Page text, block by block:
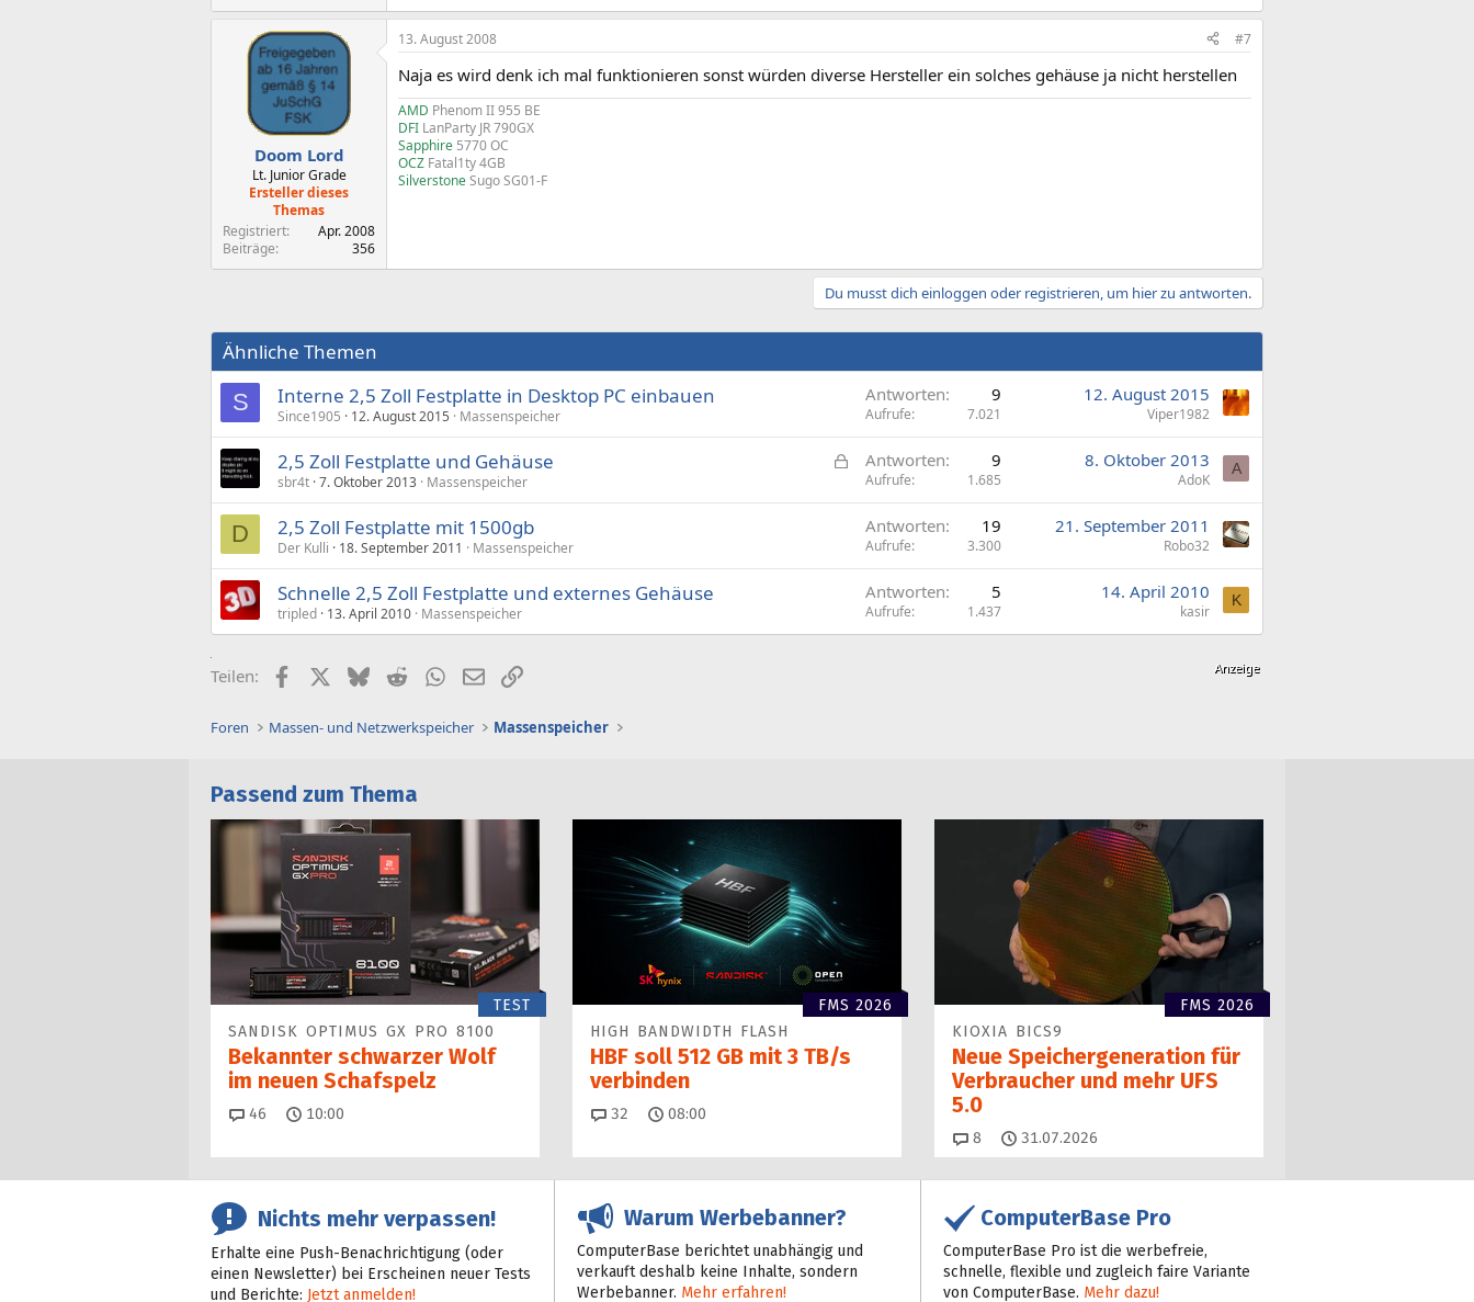
Doom Lord
Lt. Junior Grade
Ersteller dieses
Themas
Registriert
Apr. 2008
Beiträge
356
13. August 2008 #7
Naja es wird denk ich mal funktionieren sonst würden diverse Hersteller ein solches gehäuse ja nicht herstellen
AMD Phenom II 955 BE
DFI LanParty JR 790GX
Sapphire 5770 OC
OCZ Fatal1ty 4GB
SilverstoneSugo SG01-F
Du musst dich einloggen oder registrieren, um hier zu antworten.
Ähnliche Themen
S Interne 2,5 Zoll Festplatte in Desktop PC einbauen
Since1905 12. August 2015 Massenspeicher
Antworten 9
Aufrufe 7.021
12. August 2015
Viper1982
G
s
r
2,5 Zoll Festplatte und Gehäuse
sbr4t 7. Oktober 2013 Massenspeicher
Antworten 9
Aufrufe 1.685
8. Oktober 2013
AdoK
A
D 2,5 Zoll Festplatte mit 1500gb
Der Kulli 18. September 2011 Massenspeicher
Antworten 19
Aufrufe 3.300
21. September 2011
Robo32
Schnelle 2,5 Zoll Festplatte und externes Gehäuse
tripled 13. April 2010 Massenspeicher
Antworten 5
Aufrufe 1.437
14. April 2010
kasir
K
Teilen: FacebookX (Twitter)
BlueskyRedditWhatsApp
E-MailLink
Foren Massen- und Netzwerkspeicher Massenspeicher
Passend zum Thema
TEST
SANDISK OPTIMUS GX PRO 8100
Bekannter schwarzer Wolf
im neuen Schafspelz
46 Kommentare
10:00
FMS 2026
HIGH BANDWIDTH FLASH
HBF soll 512 GB mit 3 TB/s
verbinden
32 Kommentare
08:00
FMS 2026
KIOXIA BICS9
Neue Speichergen­eration für
Verbraucher und mehr UFS
5.0
8 Kommentare
31.07.2026
Nichts mehr verpassen!
Erhalte eine Push-Benachrichtigung (oder
einen Newsletter) bei Erscheinen neuer Tests
und Berichte: Jetzt anmelden!
Warum Werbebanner?
ComputerBase berichtet unabhängig und
verkauft deshalb keine Inhalte, sondern
Werbebanner. Mehr erfahren!
ComputerBase Pro
ComputerBase Pro ist die werbefreie,
schnelle, flexible und zugleich faire Variante
von ComputerBase. Mehr dazu!